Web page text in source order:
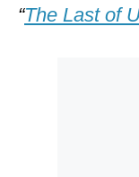
“The Last of